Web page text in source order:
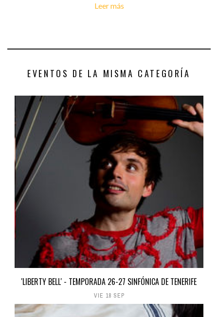
Leer más
EVENTOS DE LA MISMA CATEGORÍA
'LIBERTY BELL' - TEMPORADA 26-27 SINFÓNICA DE TENERIFE
VIE 18 SEP